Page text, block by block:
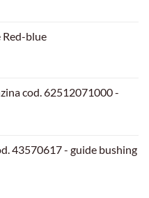
Red-blue
cod. 62512071000 -
43570617 - guide bushing